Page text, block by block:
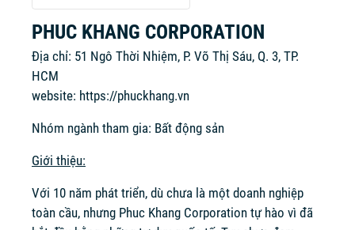
PHUC KHANG CORPORATION
Địa chỉ: 51 Ngô Thời Nhiệm, P. Võ Thị Sáu, Q. 3, TP.
HCM
website: https://phuckhang.vn
Nhóm ngành tham gia: Bất động sản
Giới thiệu:
Với 10 năm phát triển, dù chưa là một doanh nghiệp
toàn cầu, nhưng Phuc Khang Corporation tự hào vì đã